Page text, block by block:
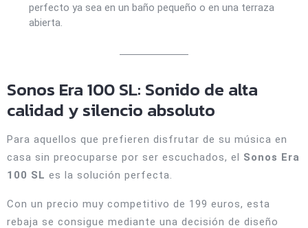
perfecto ya sea en un baño pequeño o en una terraza
abierta.
Sonos Era 100 SL: Sonido de alta
calidad y silencio absoluto
Para aquellos que prefieren disfrutar de su música en
casa sin preocuparse por ser escuchados, el Sonos Era
100 SL es la solución perfecta.
Con un precio muy competitivo de 199 euros, esta
rebaja se consigue mediante una decisión de diseño